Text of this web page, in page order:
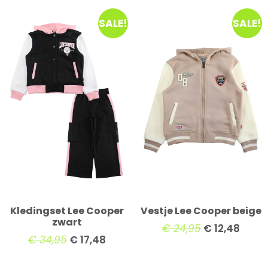
SALE!
Kledingset Lee Cooper
zwart
€34,95 €17,48
SALE!
Vestje Lee Cooper beige
€24,95 €12,48